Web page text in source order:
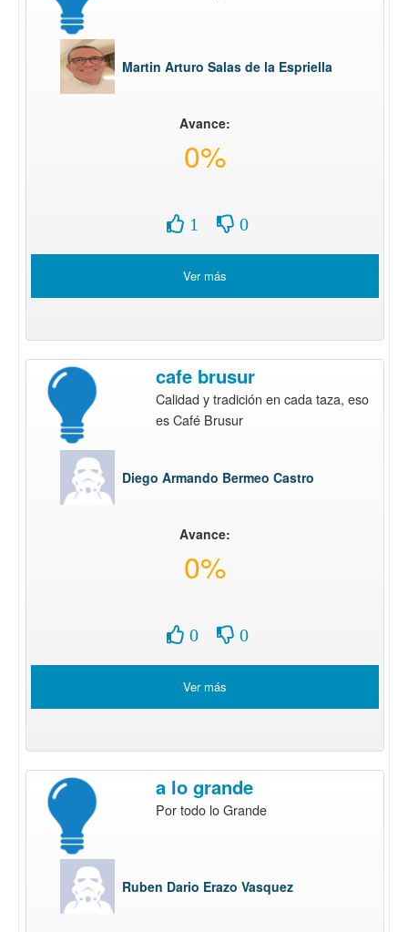
Martin Arturo Salas de la Espriella
Avance:
0%
1 0
Ver más
cafe brusur
Calidad y tradición en cada taza, eso
es Café Brusur
Diego Armando Bermeo Castro
Avance:
0%
0 0
Ver más
a lo grande
Por todo lo Grande
Ruben Dario Erazo Vasquez